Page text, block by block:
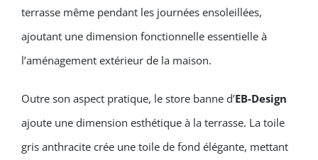
terrasse même pendant les journées ensoleillées,
ajoutant une dimension fonctionnelle essentielle à
l’aménagement extérieur de la maison.
Outre son aspect pratique, le store banne d’EB-Design
ajoute une dimension esthétique à la terrasse. La toile
gris anthracite crée une toile de fond élégante, mettant